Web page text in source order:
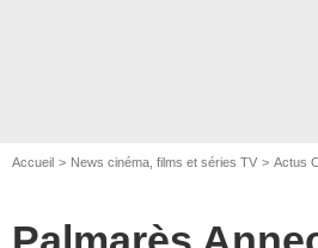
Accueil News cinéma, films et séries TV Actus